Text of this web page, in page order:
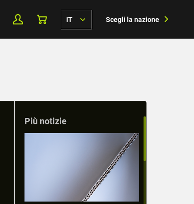
IT Scegli la nazione
Più notizie